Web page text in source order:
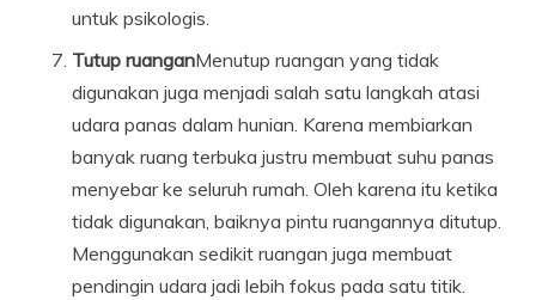
untuk psikologis.
Tutup ruanganMenutup ruangan yang tidak
digunakan juga menjadi salah satu langkah atasi
udara panas dalam hunian. Karena membiarkan
banyak ruang terbuka justru membuat suhu panas
menyebar ke seluruh rumah. Oleh karena itu ketika
tidak digunakan, baiknya pintu ruangannya ditutup.
Menggunakan sedikit ruangan juga membuat
pendingin udara jadi lebih fokus pada satu titik.